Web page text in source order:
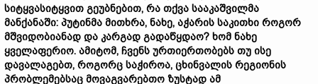
სიტყვასიტყვით გეუბნებით, რა თქვა სააკაშვილმა
მანქანაში: პუტინმა მითხრა, ნახე, აჭარის საკითხი როგორ
მშვიდობიანად და კარგად გადაწყდაო? ხომ ნახე
ყველაფერიო. ამიტომ, ჩვენს ურთიერთობებს თუ ისე
დავალაგებთ, როგორც საჭიროა, ცხინვალის რეგიონის
პრობლემებსაც მოვაგვარებთო ზუსტად ამ